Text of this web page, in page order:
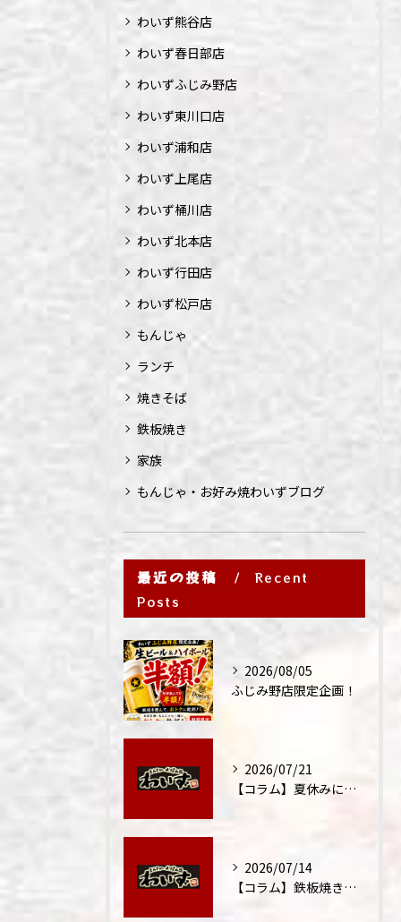
わいず熊谷店
わいず春日部店
わいずふじみ野店
わいず東川口店
わいず浦和店
わいず上尾店
わいず桶川店
わいず北本店
わいず行田店
わいず松戸店
もんじゃ
ランチ
焼きそば
鉄板焼き
家族
もんじゃ・お好み焼わいずブログ
最近の投稿
Recent
Posts
2026/08/05
ふじみ野店限定企画！
2026/07/21
【コラム】夏休みに家族外食が増える理由
2026/07/14
【コラム】鉄板焼きが"コミュニケーション飯"と呼ばれる理由